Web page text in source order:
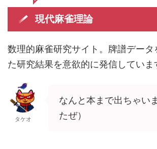
現代麻雀理論
数理的麻雀研究サイト。牌譜データ
た研究結果を意欲的に発信していま
タケオ
なんと本まで出ちゃい
たぜ）